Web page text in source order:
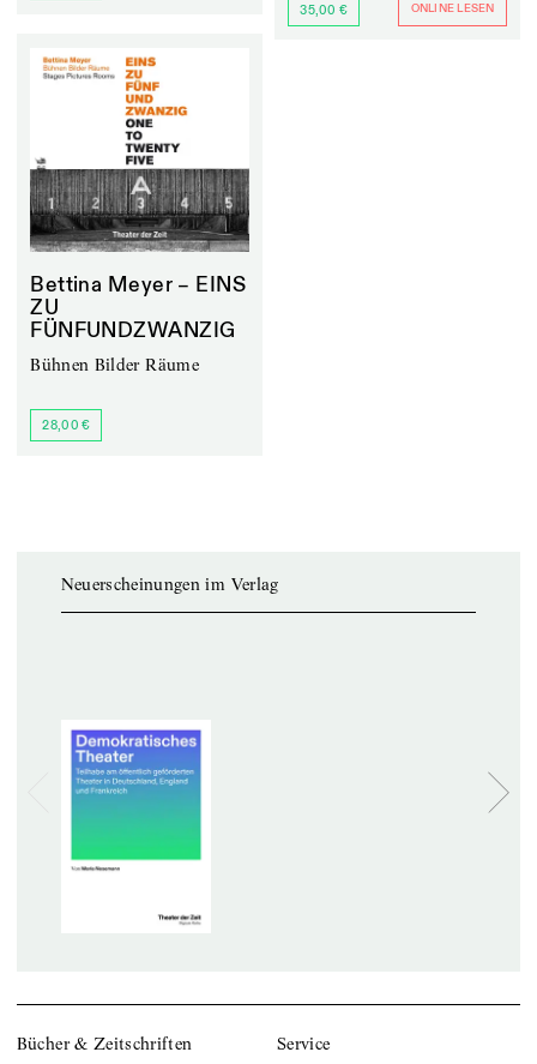
35,00 € ONLINE LESEN
Bettina Meyer – EINS
ZU
FÜNFUNDZWANZIG
Bühnen Bilder Räume
28,00 €
Neuerscheinungen im Verlag
Bücher & Zeitschriften Service